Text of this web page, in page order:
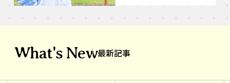
What's New最新記事